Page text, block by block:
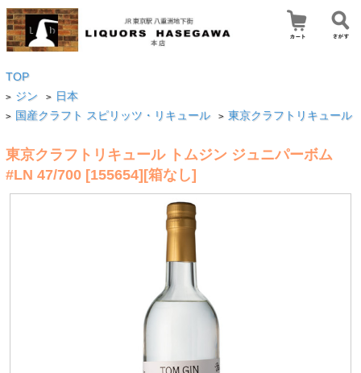
TOP
> ジン > 日本
> 国産クラフト スピリッツ・リキュール > 東京クラフトリキュール
東京クラフトリキュール トムジン ジュニパーボム
#LN 47/700 [155654][箱なし]